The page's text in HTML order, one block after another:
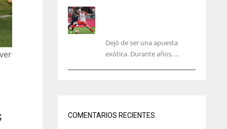
34
Dejó de ser una apuesta
exótica. Durante años, ...
COMENTARIOS RECIENTES